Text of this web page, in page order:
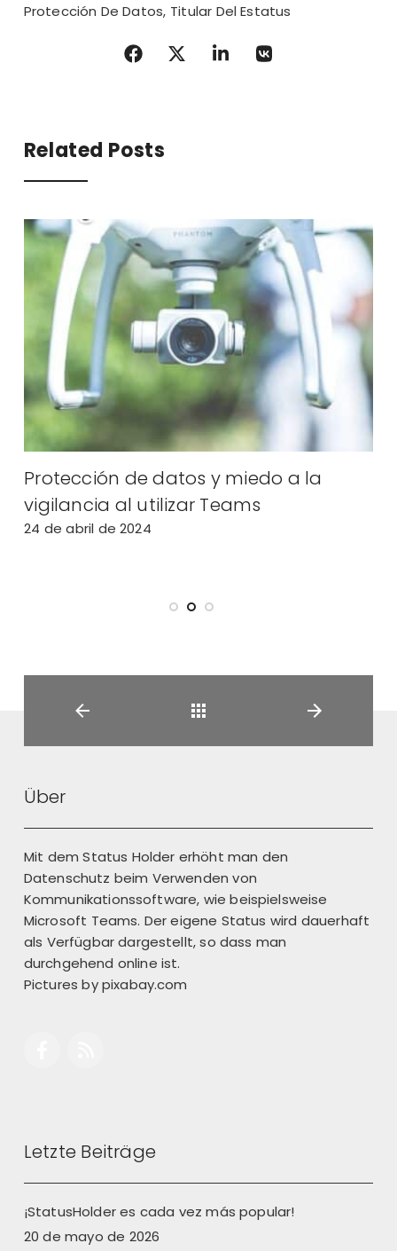
Protección De Datos Titular Del Estatus
Related Posts
Protección de datos y miedo a la
vigilancia al utilizar Teams
24 de abril de 2024
Über
Mit dem Status Holder erhöht man den
Datenschutz beim Verwenden von
Kommunikationssoftware, wie beispielsweise
Microsoft Teams. Der eigene Status wird dauerhaft
als Verfügbar dargestellt, so dass man
durchgehend online ist.
Pictures bypixabay.com
Letzte Beiträge
¡StatusHolder es cada vez más popular!
20 de mayo de 2026